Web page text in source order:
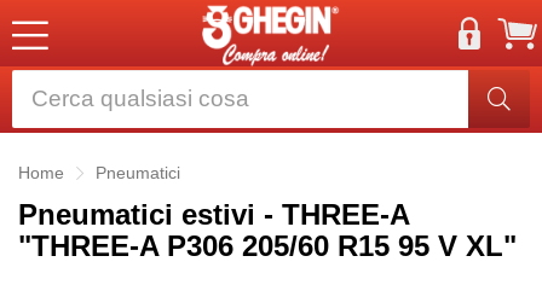
Home Pneumatici
Pneumatici estivi - THREE-A
"THREE-A P306 205/60 R15 95 V XL"